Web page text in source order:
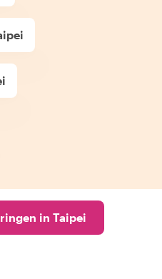
in Taipei